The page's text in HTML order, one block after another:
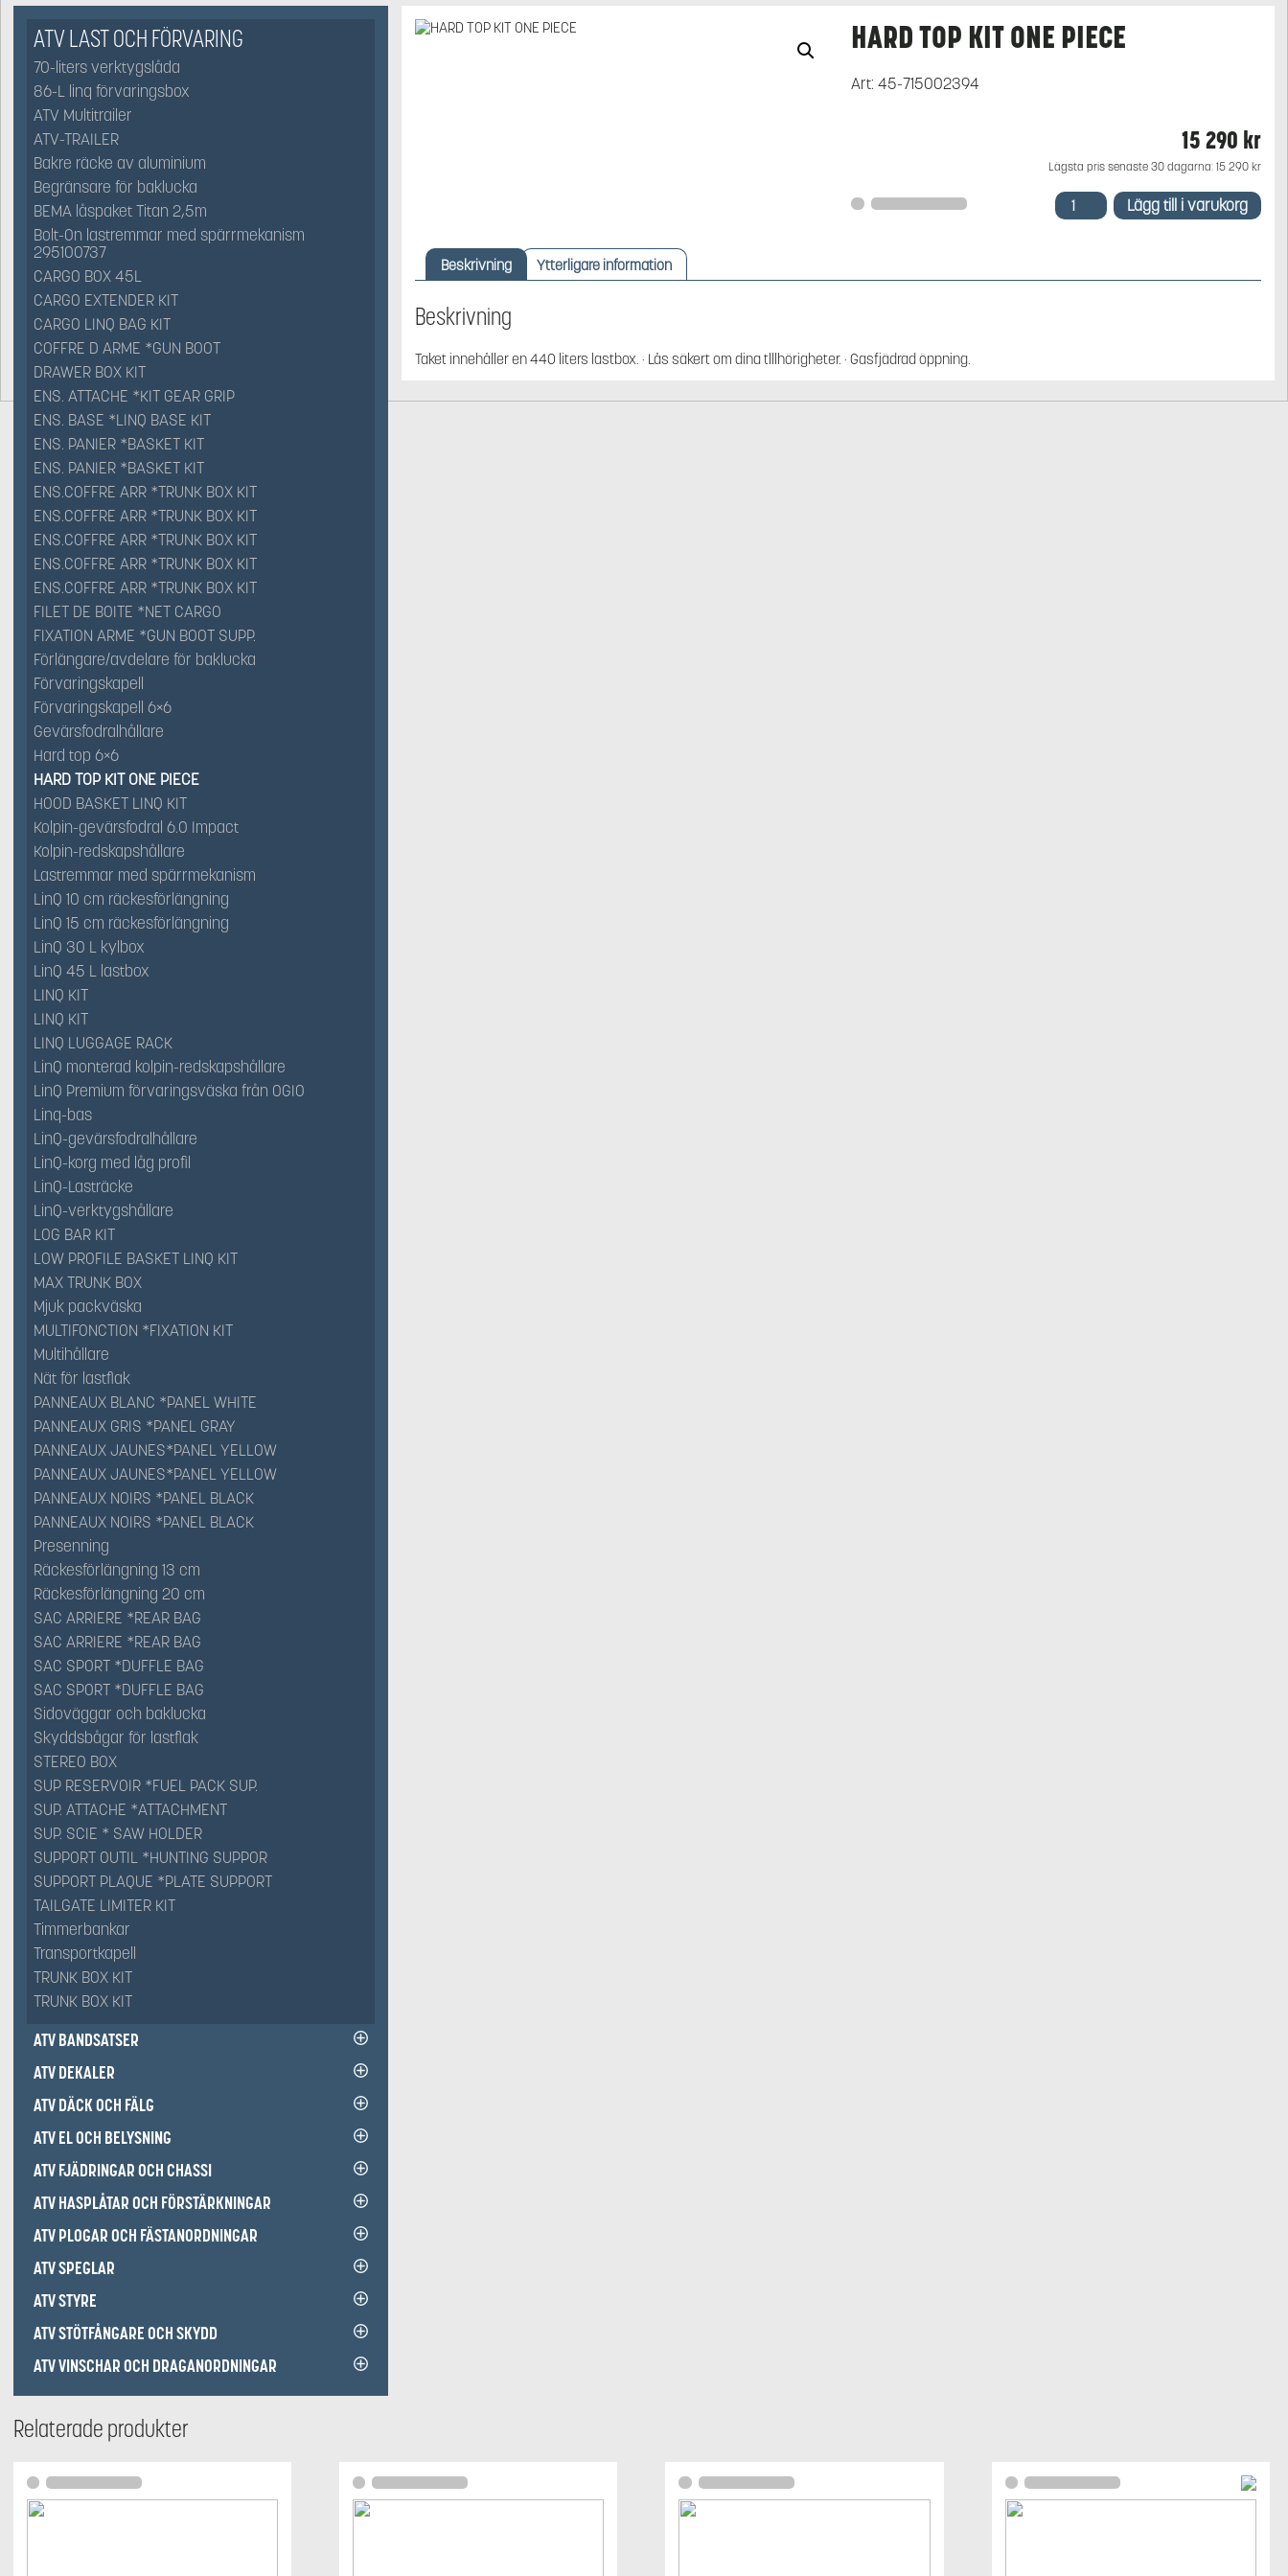
ATV LAST OCH FÖRVARING
70-liters verktygslåda
86-L linq förvaringsbox
ATV Multitrailer
ATV-TRAILER
Bakre räcke av aluminium
Begränsare för baklucka
BEMA låspaket Titan 2,5m
Bolt-On lastremmar med spärrmekanism
295100737
CARGO BOX 45L
CARGO EXTENDER KIT
CARGO LINQ BAG KIT
COFFRE D ARME *GUN BOOT
DRAWER BOX KIT
ENS. ATTACHE *KIT GEAR GRIP
ENS. BASE *LINQ BASE KIT
ENS. PANIER *BASKET KIT
ENS. PANIER *BASKET KIT
ENS.COFFRE ARR *TRUNK BOX KIT
ENS.COFFRE ARR *TRUNK BOX KIT
ENS.COFFRE ARR *TRUNK BOX KIT
ENS.COFFRE ARR *TRUNK BOX KIT
ENS.COFFRE ARR *TRUNK BOX KIT
FILET DE BOITE *NET CARGO
FIXATION ARME *GUN BOOT SUPP.
Förlängare/avdelare för baklucka
Förvaringskapell
Förvaringskapell 6×6
Gevärsfodralhållare
Hard top 6×6
HARD TOP KIT ONE PIECE
HOOD BASKET LINQ KIT
Kolpin-gevärsfodral 6.0 Impact
Kolpin-redskapshållare
Lastremmar med spärrmekanism
LinQ 10 cm räckesförlängning
LinQ 15 cm räckesförlängning
LinQ 30 L kylbox
LinQ 45 L lastbox
LINQ KIT
LINQ KIT
LINQ LUGGAGE RACK
LinQ monterad kolpin-redskapshållare
LinQ Premium förvaringsväska från OGIO
Linq-bas
LinQ-gevärsfodralhållare
LinQ-korg med låg profil
LinQ-Lasträcke
LinQ-verktygshållare
LOG BAR KIT
LOW PROFILE BASKET LINQ KIT
MAX TRUNK BOX
Mjuk packväska
MULTIFONCTION *FIXATION KIT
Multihållare
Nät för lastflak
PANNEAUX BLANC *PANEL WHITE
PANNEAUX GRIS *PANEL GRAY
PANNEAUX JAUNES*PANEL YELLOW
PANNEAUX JAUNES*PANEL YELLOW
PANNEAUX NOIRS *PANEL BLACK
PANNEAUX NOIRS *PANEL BLACK
Presenning
Räckesförlängning 13 cm
Räckesförlängning 20 cm
SAC ARRIERE *REAR BAG
SAC ARRIERE *REAR BAG
SAC SPORT *DUFFLE BAG
SAC SPORT *DUFFLE BAG
Sidoväggar och baklucka
Skyddsbågar för lastflak
STEREO BOX
SUP RESERVOIR *FUEL PACK SUP.
SUP. ATTACHE *ATTACHMENT
SUP. SCIE * SAW HOLDER
SUPPORT OUTIL *HUNTING SUPPOR
SUPPORT PLAQUE *PLATE SUPPORT
TAILGATE LIMITER KIT
Timmerbankar
Transportkapell
TRUNK BOX KIT
TRUNK BOX KIT
ATV BANDSATSER
ATV DEKALER
ATV DÄCK OCH FÄLG
ATV EL OCH BELYSNING
ATV FJÄDRINGAR OCH CHASSI
ATV HASPLÅTAR OCH FÖRSTÄRKNINGAR
ATV PLOGAR OCH FÄSTANORDNINGAR
ATV SPEGLAR
ATV STYRE
ATV STÖTFÅNGARE OCH SKYDD
ATV VINSCHAR OCH DRAGANORDNINGAR
HARD TOP KIT ONE PIECE
Art:45-715002394
15 290 kr
Lägsta pris senaste 30 dagarna: 15 290 kr
HARD
TOP Lägg till i varukorg
Beskrivning Ytterligare information
Beskrivning
Taket innehåller en 440 liters lastbox. · Lås säkert om dina tlllhörigheter. · Gasfjädrad öppning.
Relaterade produkter